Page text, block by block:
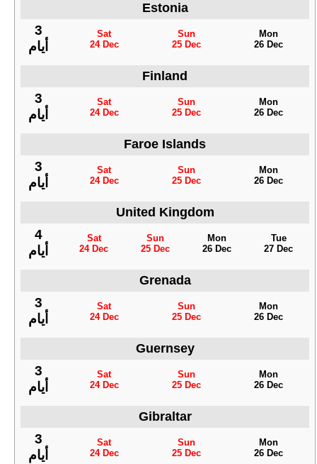
Estonia
3
أيام
Sat
24 Dec
Sun
25 Dec
Mon
26 Dec
Finland
3
أيام
Sat
24 Dec
Sun
25 Dec
Mon
26 Dec
Faroe Islands
3
أيام
Sat
24 Dec
Sun
25 Dec
Mon
26 Dec
United Kingdom
4
أيام
Sat
24 Dec
Sun
25 Dec
Mon
26 Dec
Tue
27 Dec
Grenada
3
أيام
Sat
24 Dec
Sun
25 Dec
Mon
26 Dec
Guernsey
3
أيام
Sat
24 Dec
Sun
25 Dec
Mon
26 Dec
Gibraltar
3
أيام
Sat
24 Dec
Sun
25 Dec
Mon
26 Dec